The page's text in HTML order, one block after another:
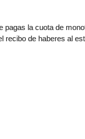
pagas la cuota de
recibo de haberes al